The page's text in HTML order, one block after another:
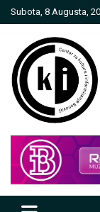
Skip
to
Subota, 8 Augusta,
Centar
Banovići